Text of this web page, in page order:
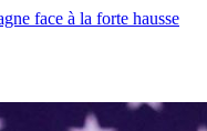
face à la forte hausse